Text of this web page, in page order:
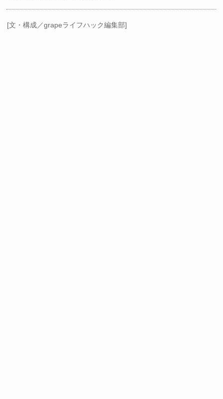
[文・構成／grapeライフハック編集部]